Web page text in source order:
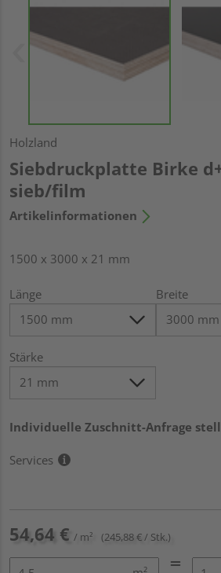
Holzland
Siebdruckplatte Birke
sieb/film
Artikelinformationen
1500 x 3000 x 21 mm
Länge Breite
Stärke
Individuelle Zuschnitt-Anfrage
Services
54,64 € / m² (245,88 € / Stk.)